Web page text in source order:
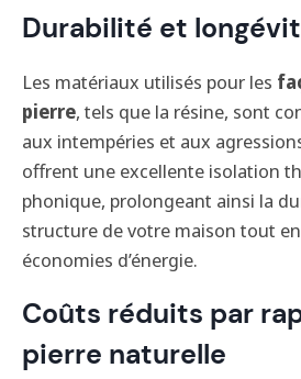
Durabilité et
Les matériaux utilisés pour les
pierre, tels que la résine, sont
aux intempéries et aux
offrent une excellente isolation
phonique, prolongeant ainsi la
structure de votre maison tout
économies d’énergie.
Coûts réduits par
pierre naturelle